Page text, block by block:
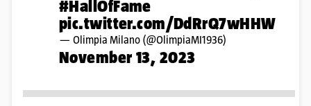
#HallOfFame
pic.twitter.com/DdRrQ7wHHW
— Olimpia Milano (@OlimpiaMI1936)
November 13, 2023